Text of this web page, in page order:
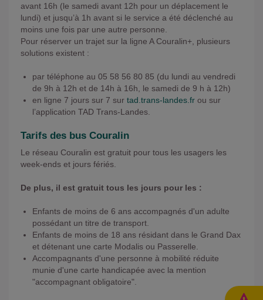
avant 16h (le samedi avant 12h pour un déplacement le
lundi) et jusqu’à 1h avant si le service a été déclenché au
moins une fois par une autre personne.
Pour réserver un trajet sur la ligne A Couralin+, plusieurs
solutions existent :
par téléphone au 05 58 56 80 85 (du lundi au vendredi
de 9h à 12h et de 14h à 16h, le samedi de 9 h à 12h)
en ligne 7 jours sur 7 sur tad.trans-landes.fr ou sur
l’application TAD Trans-Landes.
Tarifs des bus Couralin
Le réseau Couralin est gratuit pour tous les usagers les
week-ends et jours fériés.
De plus, il est gratuit tous les jours pour les :
Enfants de moins de 6 ans accompagnés d'un adulte
possédant un titre de transport.
Enfants de moins de 18 ans résidant dans le Grand Dax
et détenant une carte Modalis ou Passerelle.
Accompagnants d'une personne à mobilité réduite
munie d'une carte handicapée avec la mention
"accompagnant obligatoire".